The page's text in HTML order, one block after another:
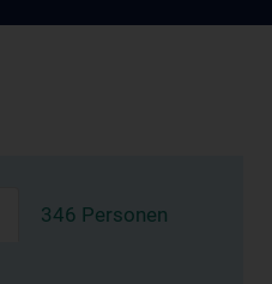
346 Personen